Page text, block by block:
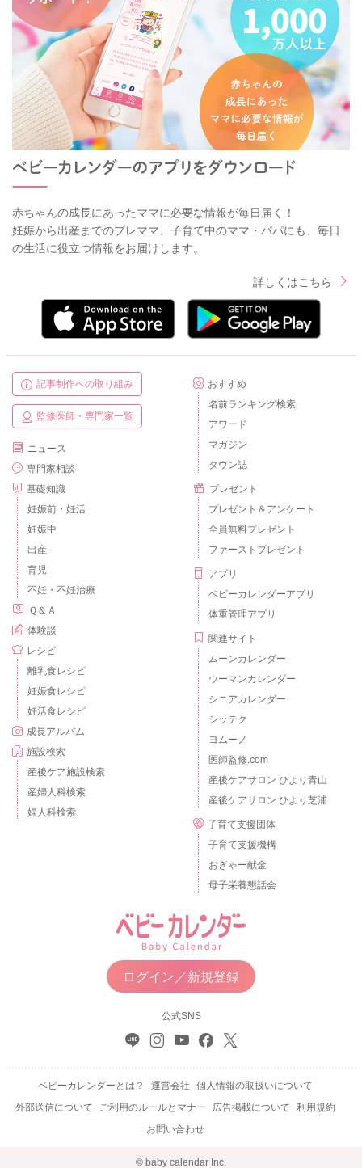
赤ちゃんの成長にあったママに必要な情報が毎日届く！
妊娠から出産までのプレママ、子育て中のママ・パパにも、毎日
の生活に役立つ情報をお届けします。
詳しくはこちら
記事制作への取り組み
監修医師・専門家一覧
ニュース
専門家相談
基礎知識
妊娠前・妊活
妊娠中
出産
育児
不妊・不妊治療
Ｑ＆Ａ
体験談
レシピ
離乳食レシピ
妊娠食レシピ
妊活食レシピ
成長アルバム
施設検索
産後ケア施設検索
産婦人科検索
婦人科検索
おすすめ
名前ランキング検索
アワード
マガジン
タウン誌
プレゼント
プレゼント＆アンケート
全員無料プレゼント
ファーストプレゼント
アプリ
ベビーカレンダーアプリ
体重管理アプリ
関連サイト
ムーンカレンダー
ウーマンカレンダー
シニアカレンダー
シッテク
ヨムーノ
医師監修.com
産後ケアサロン ひより青山
産後ケアサロン ひより芝浦
子育て支援団体
子育て支援機構
おぎゃー献金
母子栄養懇話会
ログイン／新規登録
公式SNS
ベビーカレンダーとは？ 運営会社
個人情報の取扱いについて
外部送信について
ご利用のルールとマナー 広告掲載について
利用規約
お問い合わせ
© baby calendar Inc.